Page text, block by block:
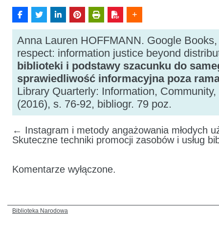
Anna Lauren HOFFMANN. Google
respect: information justice beyond
biblioteki i podstawy szacunku do
sprawiedliwość informacyjna poza
Library Quarterly: Information,
(2016), s. 76-92, bibliogr. 79 poz.
← Instagram i metody angażowania młodych
Skuteczne techniki promocji zasobów i usług
Komentarze wyłączone.
Biblioteka Narodowa